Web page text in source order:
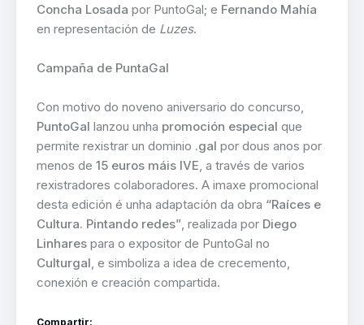
Concha Losada por PuntoGal; e Fernando Mahía
en representación de Luzes.
Campaña de PuntaGal
Con motivo do noveno aniversario do concurso,
PuntoGal lanzou unha promoción especial que
permite rexistrar un dominio .gal por dous anos por
menos de 15 euros máis IVE , a través de varios
rexistradores colaboradores. A imaxe promocional
desta edición é unha adaptación da obra “Raíces e
Cultura. Pintando redes” , realizada por Diego
Linhares para o expositor de PuntoGal no
Culturgal , e simboliza a idea de crecemento,
conexión e creación compartida.
Compartir: